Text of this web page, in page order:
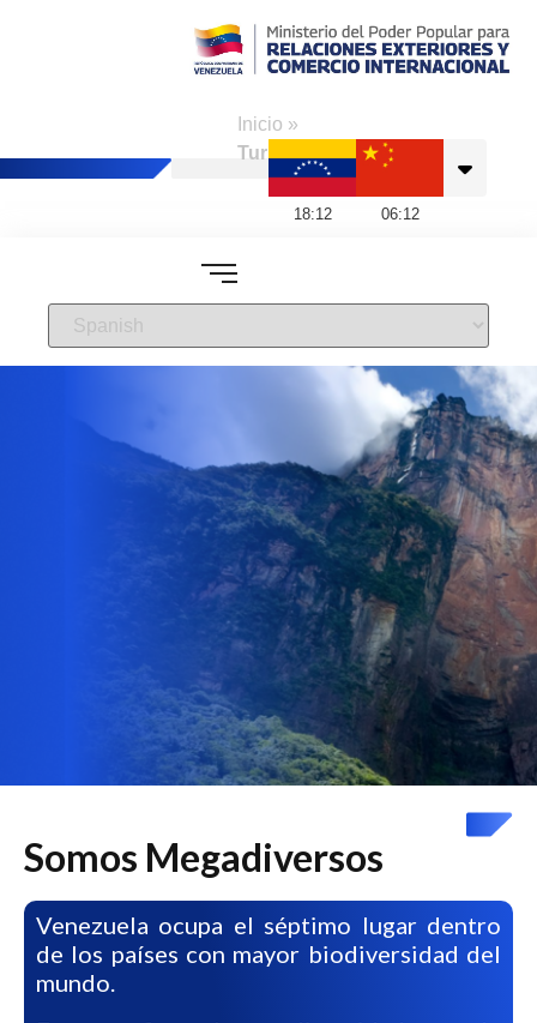
Inicio »
Turismo
18:12 06:12
Somos Megadiversos
Venezuela ocupa el séptimo lugar dentro
de los países con mayor biodiversidad del
mundo.